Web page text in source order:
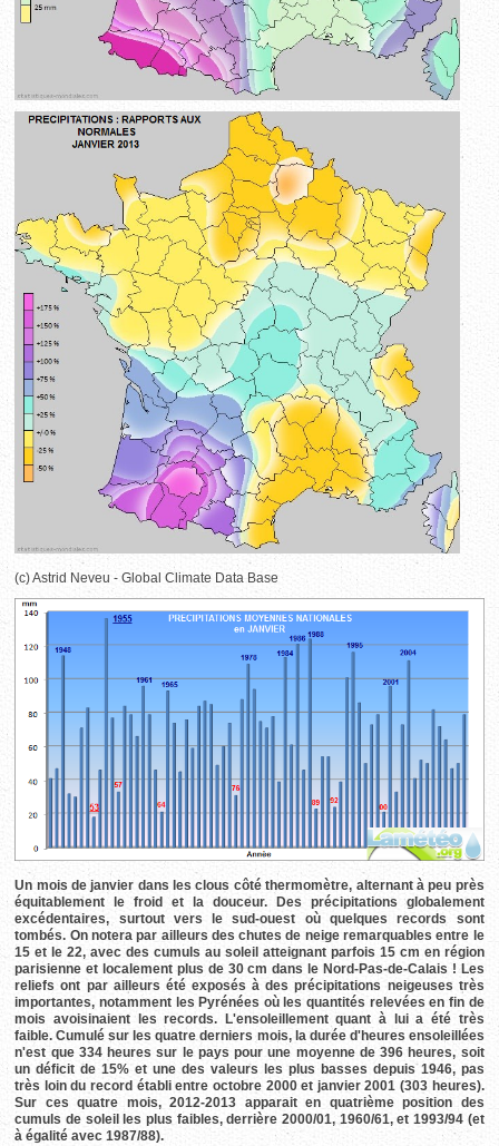
(c) Astrid Neveu - Global Climate Data Base
Un mois de janvier dans les clous côté thermomètre, alternant à peu près
équitablement le froid et la douceur. Des précipitations globalement
excédentaires, surtout vers le sud-ouest où quelques records sont
tombés. On notera par ailleurs des chutes de neige remarquables entre le
15 et le 22, avec des cumuls au soleil atteignant parfois 15 cm en région
parisienne et localement plus de 30 cm dans le Nord-Pas-de-Calais ! Les
reliefs ont par ailleurs été exposés à des précipitations neigeuses très
importantes, notamment les Pyrénées où les quantités relevées en fin de
mois avoisinaient les records. L'ensoleillement quant à lui a été très
faible. Cumulé sur les quatre derniers mois, la durée d'heures ensoleillées
n'est que 334 heures sur le pays pour une moyenne de 396 heures, soit
un déficit de 15% et une des valeurs les plus basses depuis 1946, pas
très loin du record établi entre octobre 2000 et janvier 2001 (303 heures).
Sur ces quatre mois, 2012-2013 apparait en quatrième position des
cumuls de soleil les plus faibles, derrière 2000/01, 1960/61, et 1993/94 (et
à égalité avec 1987/88).